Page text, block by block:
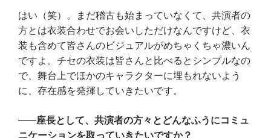
はい（笑）。まだ稽古も始まっていなくて、共演者の
方とは衣装合わせでお会いしただけなんですけど、衣
装も含めて皆さんのビジュアルがめちゃくちゃ濃いん
ですよ。チセの衣装は皆さんと比べるとシンプルなの
で、舞台上でほかのキャラクターに埋もれないよう
に、存在感を発揮していきたいです。
座長として、共演者の方々とどんなふうにコミュ
ニケーションを取っていきたいですか？